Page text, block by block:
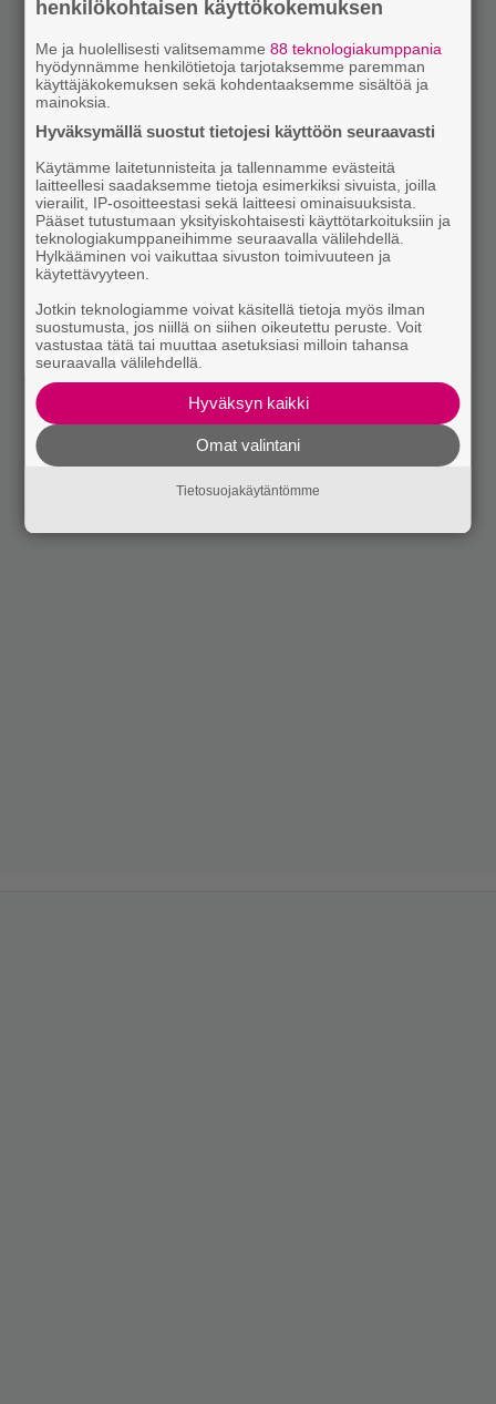
henkilökohtaisen käyttökokemuksen
Me ja huolellisesti valitsemamme88 teknologiakumppania
hyödynnämme henkilötietoja tarjotaksemme paremman
käyttäjäkokemuksen sekä kohdentaaksemme sisältöä ja
mainoksia.
Hyväksymällä suostut tietojesi käyttöön seuraavasti
Käytämme laitetunnisteita ja tallennamme evästeitä
laitteellesi saadaksemme tietoja esimerkiksi sivuista, joilla
vierailit, IP-osoitteestasi sekä laitteesi ominaisuuksista.
Pääset tutustumaan yksityiskohtaisesti käyttötarkoituksiin ja
teknologiakumppaneihimme seuraavalla välilehdellä.
Hylkääminen voi vaikuttaa sivuston toimivuuteen ja
käytettävyyteen.
Jotkin teknologiamme voivat käsitellä tietoja myös ilman
suostumusta, jos niillä on siihen oikeutettu peruste. Voit
vastustaa tätä tai muuttaa asetuksiasi milloin tahansa
seuraavalla välilehdellä.
Hyväksyn kaikki
Omat valintani
Tietosuojakäytäntömme